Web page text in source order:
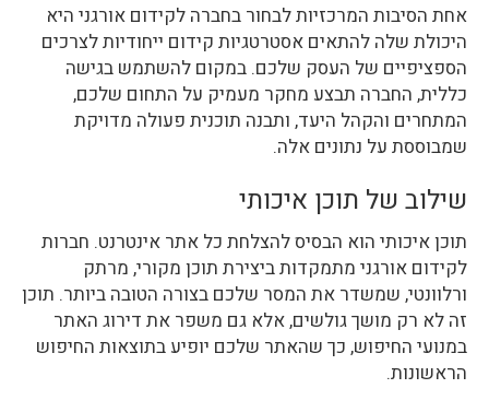
אחת הסיבות המרכזיות לבחור בחברה לקידום אורגני היא
היכולת שלה להתאים אסטרטגיות קידום ייחודיות לצרכים
הספציפיים של העסק שלכם. במקום להשתמש בגישה
כללית, החברה תבצע מחקר מעמיק על התחום שלכם,
המתחרים והקהל היעד, ותבנה תוכנית פעולה מדויקת
שמבוססת על נתונים אלה.
שילוב של תוכן איכותי
תוכן איכותי הוא הבסיס להצלחת כל אתר אינטרנט. חברות
לקידום אורגני מתמקדות ביצירת תוכן מקורי, מרתק
ורלוונטי, שמשדר את המסר שלכם בצורה הטובה ביותר. תוכן
זה לא רק מושך גולשים, אלא גם משפר את דירוג האתר
במנועי החיפוש, כך שהאתר שלכם יופיע בתוצאות החיפוש
הראשונות.